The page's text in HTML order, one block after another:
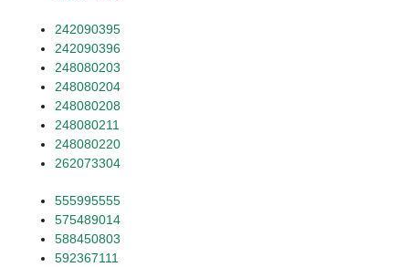
242090395
242090396
248080203
248080204
248080208
248080211
248080220
262073304
555995555
575489014
588450803
592367111